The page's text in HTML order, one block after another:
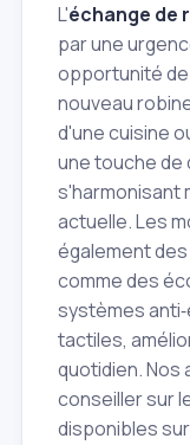
L'échange de
par une
opportunité
nouveau
d'une cuisine
une touche de
s'harmonisant
actuelle. Les
également
comme des
systèmes
tactiles,
quotidien. Nos
conseiller sur
disponibles sur